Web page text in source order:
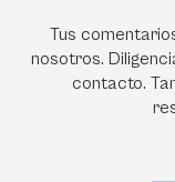
Tus
nosotros.
contacto.